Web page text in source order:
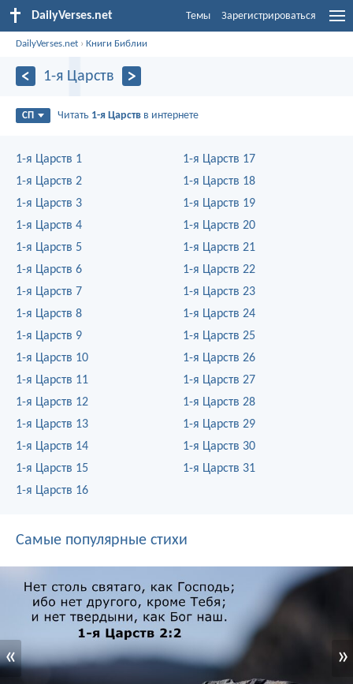
DailyVerses.net Темы Зарегистрироваться
DailyVerses.net ›Книги Библии
1-я Царств
СП Читать 1-я Царств в интернете
1-я Царств 1
1-я Царств 2
1-я Царств 3
1-я Царств 4
1-я Царств 5
1-я Царств 6
1-я Царств 7
1-я Царств 8
1-я Царств 9
1-я Царств 10
1-я Царств 11
1-я Царств 12
1-я Царств 13
1-я Царств 14
1-я Царств 15
1-я Царств 16
1-я Царств 17
1-я Царств 18
1-я Царств 19
1-я Царств 20
1-я Царств 21
1-я Царств 22
1-я Царств 23
1-я Царств 24
1-я Царств 25
1-я Царств 26
1-я Царств 27
1-я Царств 28
1-я Царств 29
1-я Царств 30
1-я Царств 31
Самые популярные стихи
« »